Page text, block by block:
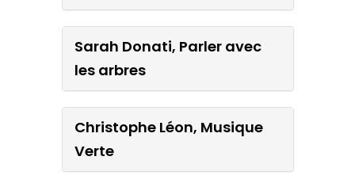
Sarah Donati, Parler avec
les arbres
Christophe Léon, Musique
Verte